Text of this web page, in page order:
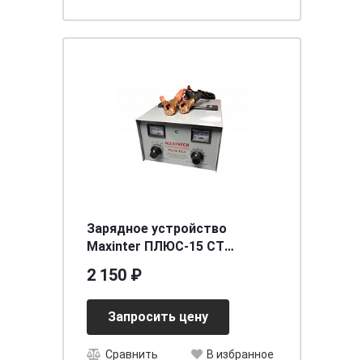
Зарядное устройство
Мaxinter ПЛЮС-15 СТ
[д290ш235в155]
2 150 ₽
Запросить цену
Сравнить В избранное